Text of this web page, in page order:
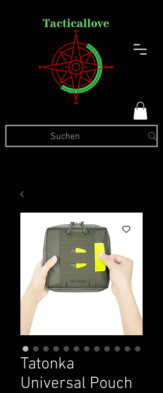
Tatonka
Universal Pouch